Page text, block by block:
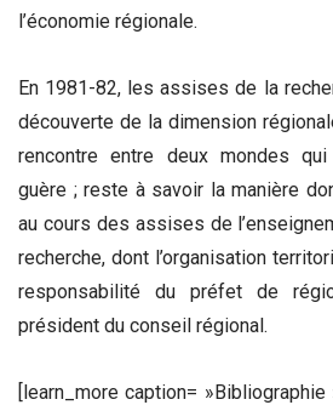
l’économie régionale.
En 1981-82, les assises de la
découverte de la dimension
rencontre entre deux mondes
guère ; reste à savoir la manière
au cours des assises de
recherche, dont l’organisation
responsabilité du préfet de
président du conseil régional.
[learn_more caption=